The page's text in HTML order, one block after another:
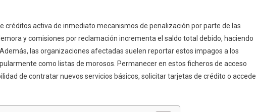
créditos activa de inmediato mecanismos de penalización por parte de las
y comisiones por reclamación incrementa el saldo total debido, haciendo
las organizaciones afectadas suelen reportar estos impagos a los
como listas de morosos. Permanecer en estos ficheros de acceso
de contratar nuevos servicios básicos, solicitar tarjetas de crédito o